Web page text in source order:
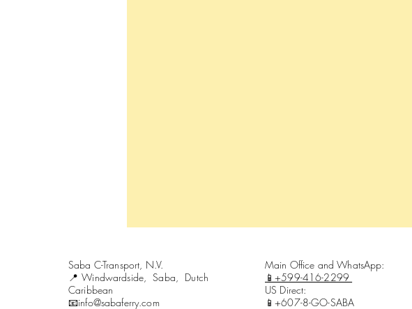
Saba C-Transport, N.V.
📍Windwardside, Saba, Dutch
Caribbean
📧info@sabaferry.com
Main Office and WhatsApp:
📱+599-416-2299
US Direct:
📱+607-8-GO-SABA